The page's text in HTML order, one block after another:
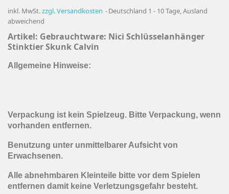
inkl. MwSt.zzgl. Versandkosten
Deutschland 1 - 10 Tage, Ausland
abweichend
Artikel: Gebrauchtware: Nici Schlüsselanhänger
Stinktier Skunk Calvin
Allgemeine Hinweise:
Verpackung ist kein Spielzeug. Bitte Verpackung, wenn
vorhanden entfernen.
Benutzung unter unmittelbarer Aufsicht von
Erwachsenen.
Alle abnehmbaren Kleinteile bitte vor dem Spielen
entfernen damit keine Verletzungsgefahr besteht.